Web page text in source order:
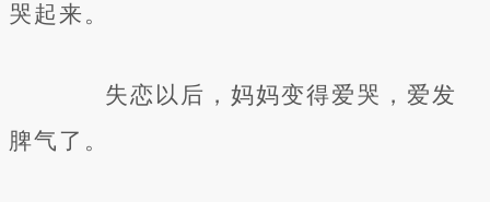
哭起来。
失恋以后，妈妈变得爱哭，爱发
脾气了。